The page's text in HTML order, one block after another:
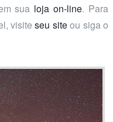
sua loja on-line. Para
visiteseu siteou siga o